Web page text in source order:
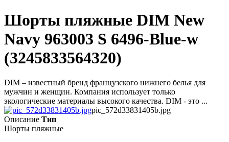
Шорты пляжные DIM New
Navy 963003 S 6496-Blue-w
(3245833564320)
DIM – известный бренд французского нижнего белья для
мужчин и женщин. Компания использует только
экологические материалы высокого качества. DIM - это ...
pic_572d33831405b.jpg
Описание Тип
Шорты пляжные